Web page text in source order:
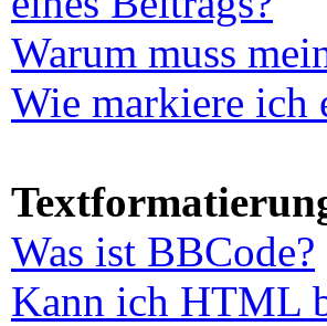
Warum muss
Wie markiere ich
Was ist BBCode?
Kann ich HTML